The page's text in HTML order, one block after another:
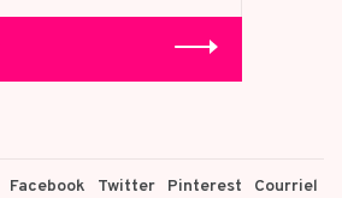
Facebook Twitter Pinterest Courriel